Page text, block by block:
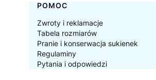
Linki w stopce
POMOC
Zwroty i reklamacje
Tabela rozmiarów
Pranie i konserwacja sukienek
Regulaminy
Pytania i odpowiedzi